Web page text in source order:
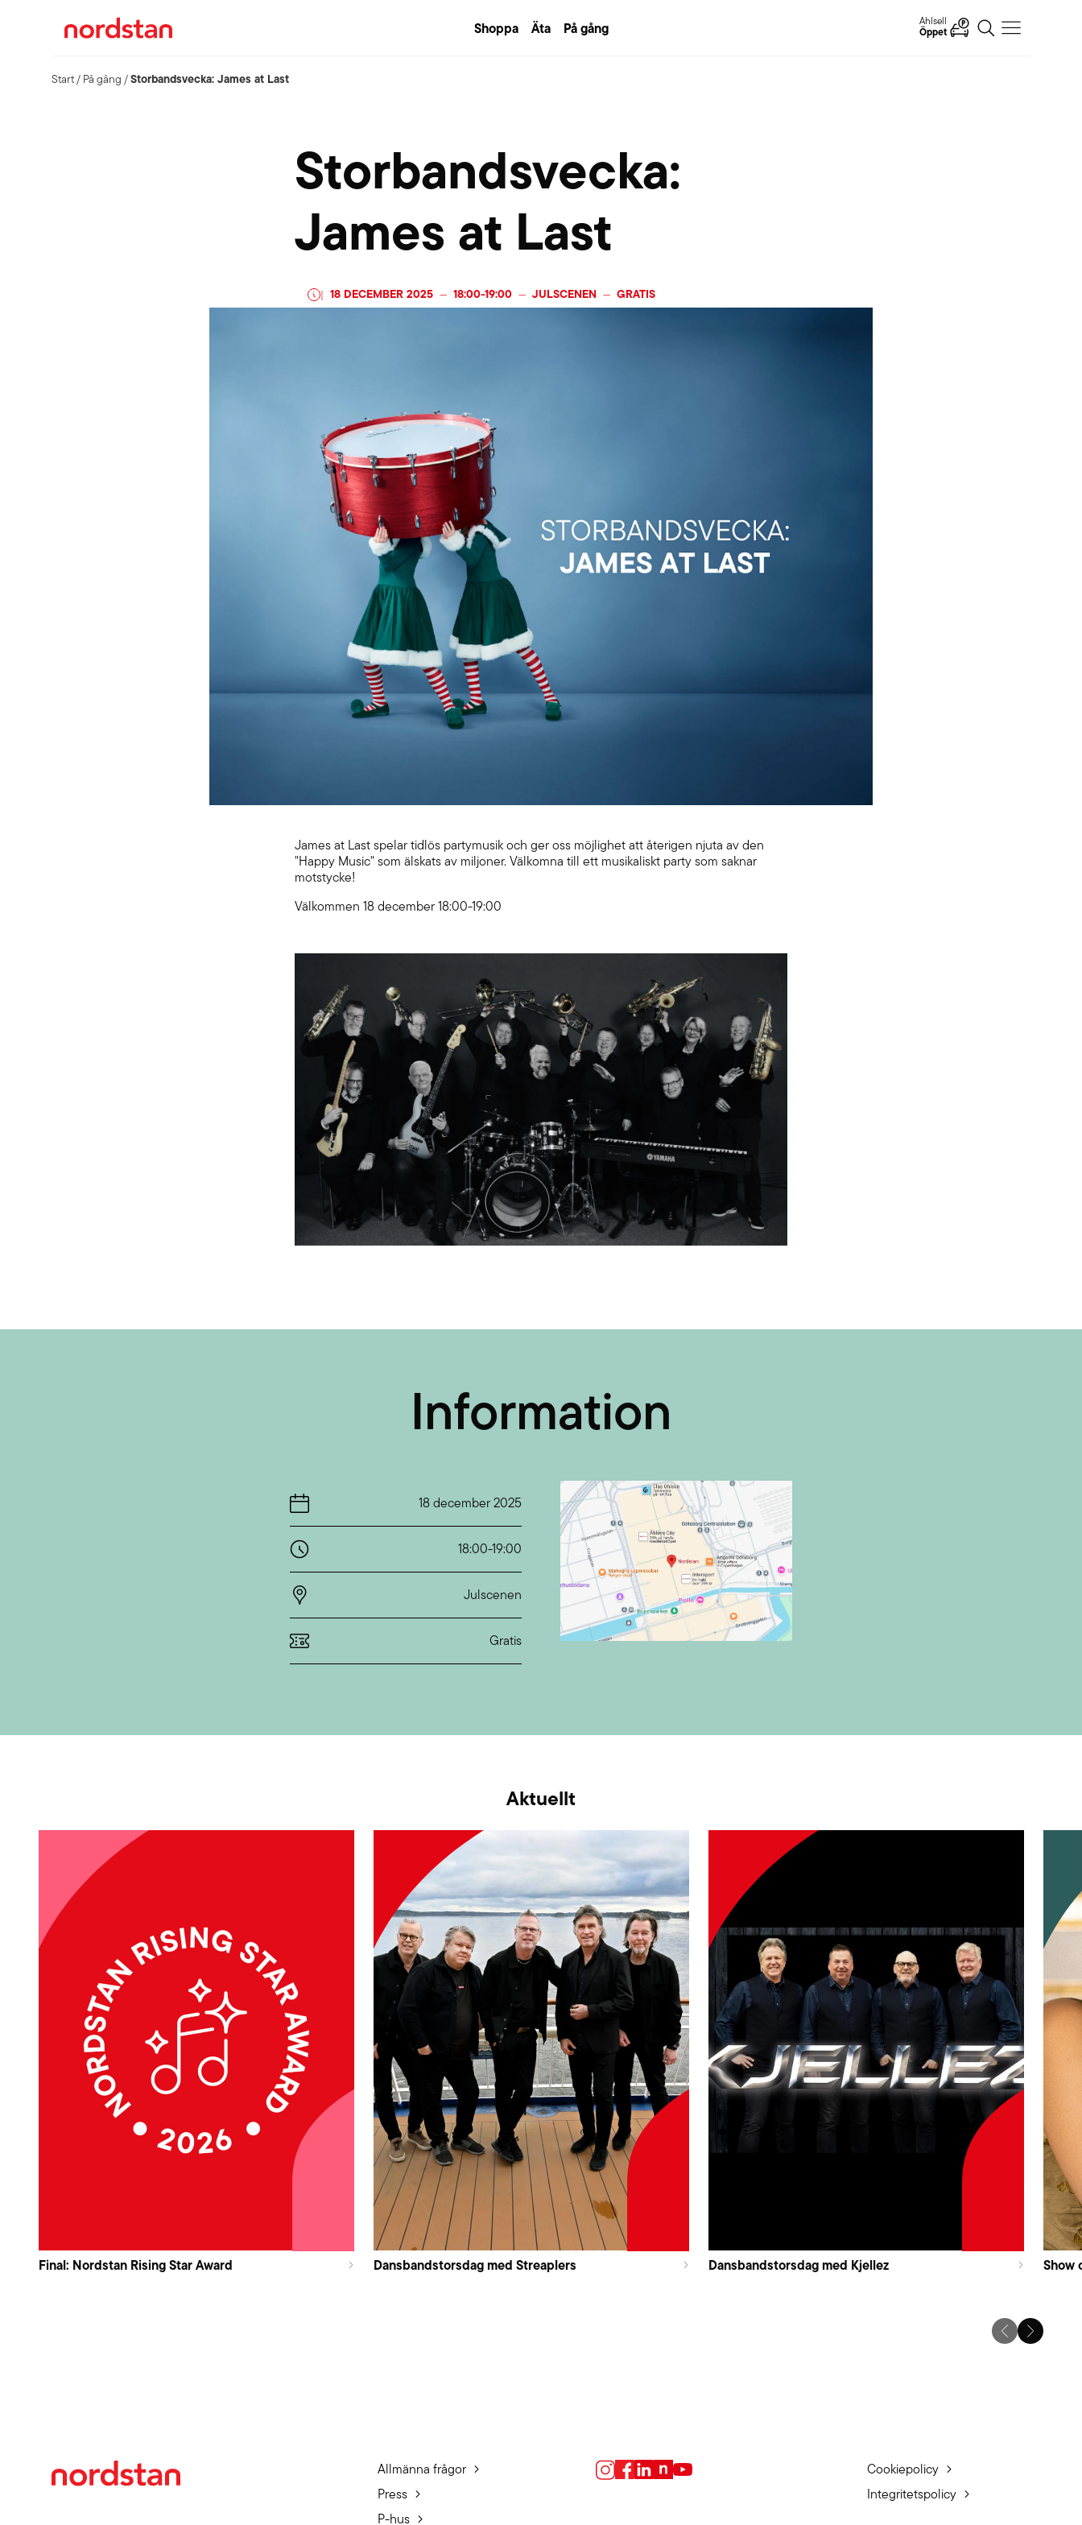
Shoppa Äta På gång Ahlsell
Öppet
Start/ På gång /Storbandsvecka: James at Last
Storbandsvecka:
James at Last
| 18 DECEMBER 2025 — 18:00-19:00 — JULSCENEN — GRATIS
James at Last spelar tidlös partymusik och ger oss möjlighet att återigen njuta av den
"Happy Music" som älskats av miljoner. Välkomna till ett musikaliskt party som saknar
motstycke!
Välkommen 18 december 18:00-19:00
Information
18 december 2025
18:00-19:00
Julscenen
Gratis
Aktuellt
Final: Nordstan Rising Star Award Dansbandstorsdag med Streaplers Dansbandstorsdag med Kjellez Show
Allmänna frågor
Press
P-hus
Cookiepolicy
Integritetspolicy